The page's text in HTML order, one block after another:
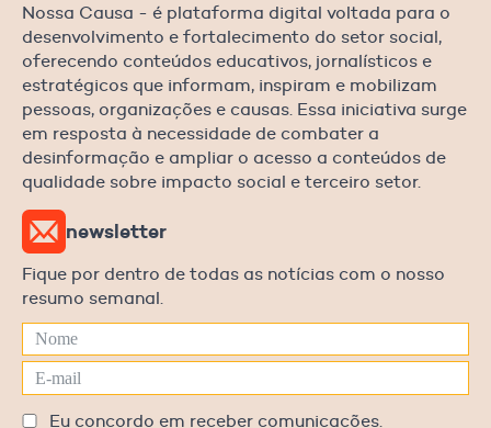
Nossa Causa - é plataforma digital voltada para o
desenvolvimento e fortalecimento do setor social,
oferecendo conteúdos educativos, jornalísticos e
estratégicos que informam, inspiram e mobilizam
pessoas, organizações e causas. Essa iniciativa surge
em resposta à necessidade de combater a
desinformação e ampliar o acesso a conteúdos de
qualidade sobre impacto social e terceiro setor.
newsletter
Fique por dentro de todas as notícias com o nosso
resumo semanal.
Eu concordo em receber comunicações.